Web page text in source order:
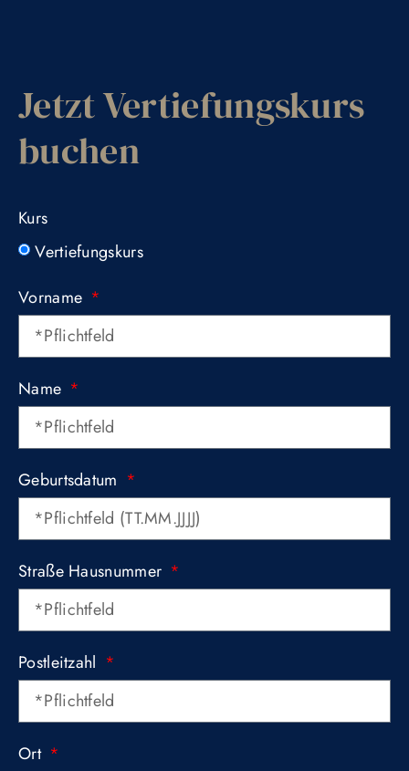
Jetzt Vertiefungskurs
buchen
Kurs
Vertiefungskurs
Vorname
Name
Geburtsdatum
Straße Hausnummer
Postleitzahl
Ort